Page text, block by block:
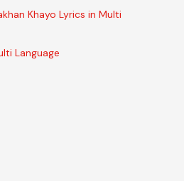
Khayo Lyrics in Multi
Language